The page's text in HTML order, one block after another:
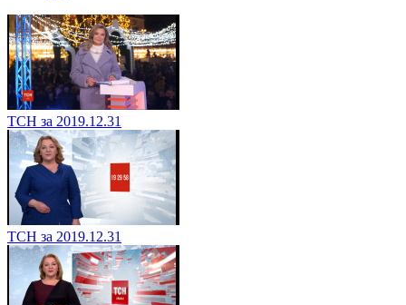
ТСН за 2019.12.31
ТСН за 2019.12.31